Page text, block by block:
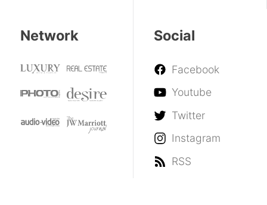
Network Social
Facebook
Youtube
Twitter
Instagram
RSS